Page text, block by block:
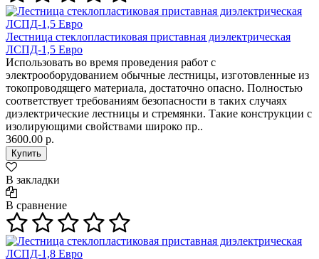
Лестница стеклопластиковая приставная диэлектрическая
ЛСПД-1,5 Евро
Использовать во время проведения работ с
электрооборудованием обычные лестницы, изготовленные из
токопроводящего материала, достаточно опасно. Полностью
соответствует требованиям безопасности в таких случаях
диэлектрические лестницы и стремянки. Такие конструкции с
изолирующими свойствами широко пр..
3600.00 р.
В закладки
В сравнение